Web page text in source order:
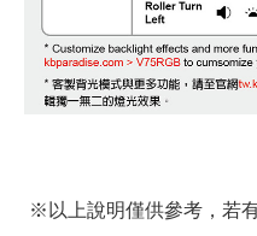
※以上說明僅供參考，若